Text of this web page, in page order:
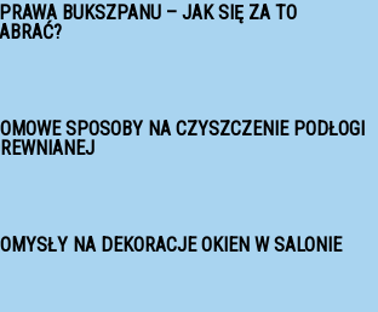
BUKSZPANU – JAK SIĘ ZA TO
SPOSOBY NA CZYSZCZENIE PODŁOGI
NA DEKORACJE OKIEN W SALONIE